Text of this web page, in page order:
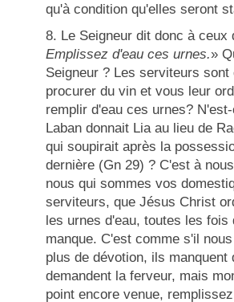
qu'à condition qu'elles seront
8. Le Seigneur dit donc à ceux
Emplissez d'eau ces urnes.»
Seigneur ? Les serviteurs sont
procurer du vin et vous leur
remplir d'eau ces urnes?
Laban donnait Lia au lieu de
qui soupirait après la
dernière (Gn 29) ? C'est à
nous qui sommes vos
serviteurs, que Jésus Christ
les urnes d'eau, toutes les fois
manque. C'est comme s'il
plus de dévotion, ils manquent
demandent la ferveur, mais
point encore venue,